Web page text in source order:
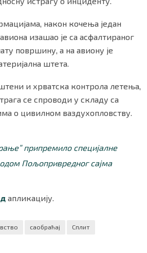
након кочења један
изашао је са асфалтираног
површину, а на авиону је
штета.
и хрватска контрола летења,
се спроводи у складу са
о цивилном ваздухопловству.
припремило специјалне
Пољопривредног сајма
апликацију.
саобраћај Сплит